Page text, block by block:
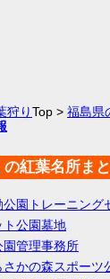
狩りTop > 福島県
の紅葉名所ま
公園トレーニング
ト公園墓地
園管理事務所
かの森スポーツ